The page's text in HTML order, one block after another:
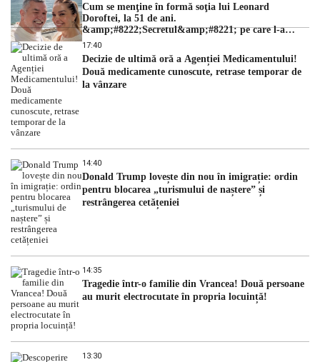
Cum se menţine în formă soţia lui Leonard
Doroftei, la 51 de ani.
&amp;#8222;Secretul&amp;#8221; pe care l-a
dezvăluit
17:40
Decizie de ultimă oră a Agenției Medicamentului!
Două medicamente cunoscute, retrase temporar de
la vânzare
14:40
Donald Trump lovește din nou în imigrație: ordin
pentru blocarea „turismului de naștere” și
restrângerea cetățeniei
14:35
Tragedie într-o familie din Vrancea! Două persoane
au murit electrocutate în propria locuință!
13:30